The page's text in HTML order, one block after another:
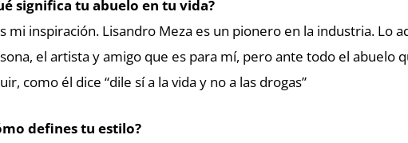
significa tu abuelo en tu vida?
mi inspiración. Lisandro Meza es un pionero en la industria. Lo
el artista y amigo que es para mí, pero ante todo el abuelo
como él dice “dile sí a la vida y no a las drogas”
defines tu estilo?